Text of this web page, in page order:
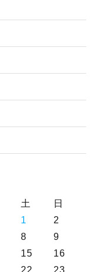
土
日
1
2
8
9
15
16
22
23